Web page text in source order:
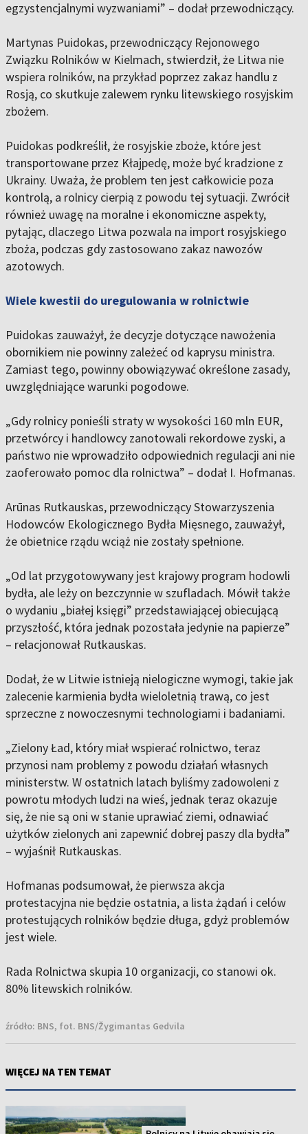
egzystencjalnymi wyzwaniami” – dodał przewodniczący.
Martynas Puidokas, przewodniczący Rejonowego
Związku Rolników w Kielmach, stwierdził, że Litwa nie
wspiera rolników, na przykład poprzez zakaz handlu z
Rosją, co skutkuje zalewem rynku litewskiego rosyjskim
zbożem.
Puidokas podkreślił, że rosyjskie zboże, które jest
transportowane przez Kłajpedę, może być kradzione z
Ukrainy. Uważa, że problem ten jest całkowicie poza
kontrolą, a rolnicy cierpią z powodu tej sytuacji. Zwrócił
również uwagę na moralne i ekonomiczne aspekty,
pytając, dlaczego Litwa pozwala na import rosyjskiego
zboża, podczas gdy zastosowano zakaz nawozów
azotowych.
Wiele kwestii do uregulowania w rolnictwie
Puidokas zauważył, że decyzje dotyczące nawożenia
obornikiem nie powinny zależeć od kaprysu ministra.
Zamiast tego, powinny obowiązywać określone zasady,
uwzględniające warunki pogodowe.
„Gdy rolnicy ponieśli straty w wysokości 160 mln EUR,
przetwórcy i handlowcy zanotowali rekordowe zyski, a
państwo nie wprowadziło odpowiednich regulacji ani nie
zaoferowało pomoc dla rolnictwa” – dodał I. Hofmanas.
Arūnas Rutkauskas, przewodniczący Stowarzyszenia
Hodowców Ekologicznego Bydła Mięsnego, zauważył,
że obietnice rządu wciąż nie zostały spełnione.
„Od lat przygotowywany jest krajowy program hodowli
bydła, ale leży on bezczynnie w szufladach. Mówił także
o wydaniu „białej księgi” przedstawiającej obiecującą
przyszłość, która jednak pozostała jedynie na papierze”
– relacjonował Rutkauskas.
Dodał, że w Litwie istnieją nielogiczne wymogi, takie jak
zalecenie karmienia bydła wieloletnią trawą, co jest
sprzeczne z nowoczesnymi technologiami i badaniami.
„Zielony Ład, który miał wspierać rolnictwo, teraz
przynosi nam problemy z powodu działań własnych
ministerstw. W ostatnich latach byliśmy zadowoleni z
powrotu młodych ludzi na wieś, jednak teraz okazuje
się, że nie są oni w stanie uprawiać ziemi, odnawiać
użytków zielonych ani zapewnić dobrej paszy dla bydła”
– wyjaśnił Rutkauskas.
Hofmanas podsumował, że pierwsza akcja
protestacyjna nie będzie ostatnia, a lista żądań i celów
protestujących rolników będzie długa, gdyż problemów
jest wiele.
Rada Rolnictwa skupia 10 organizacji, co stanowi ok.
80% litewskich rolników.
źródło: BNS, fot. BNS/Žygimantas Gedvila
WIĘCEJ NA TEN TEMAT